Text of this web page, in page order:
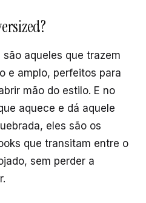
aqueles que trazem
e amplo, perfeitos para
mão do estilo. E no
aquece e dá aquele
eles são os
que transitam entre o
sem perder a